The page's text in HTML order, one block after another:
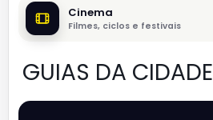
Cinema
Filmes, ciclos e festivais
GUIAS DA CIDADE